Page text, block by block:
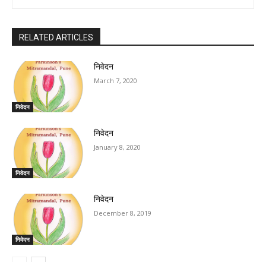
RELATED ARTICLES
निवेदन
निवेदन
March 7, 2020
निवेदन
निवेदन
January 8, 2020
निवेदन
निवेदन
December 8, 2019